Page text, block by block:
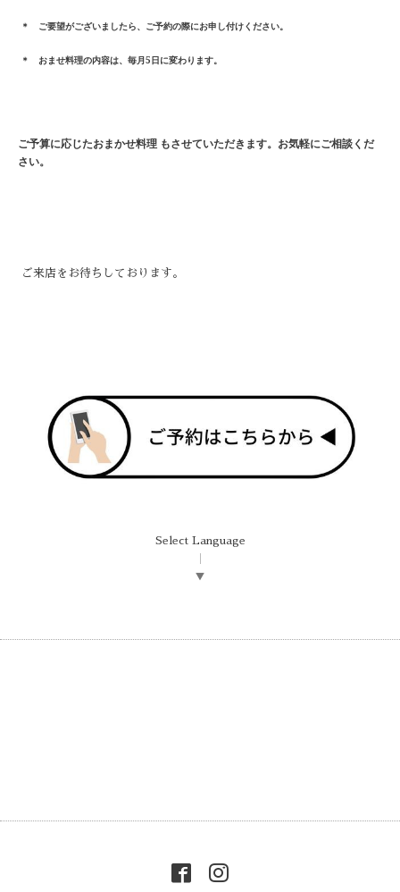
＊ ご要望がございましたら、ご予約の際にお申し付けください。
＊ おませ料理の内容は、毎月5日に変わります。
ご予算に応じたおまかせ料理 もさせていただきます。お気軽にご相談くだ
さい。
ご来店をお待ちしております。
Select Language
▼